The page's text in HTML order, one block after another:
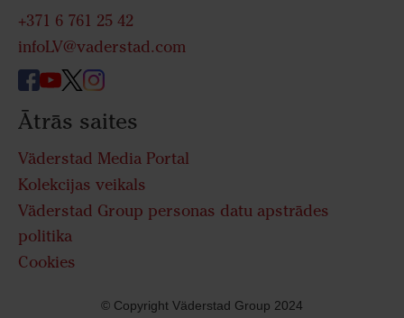
+371 6 761 25 42
infoLV@vaderstad.com
Ātrās saites
Väderstad Media Portal
Kolekcijas veikals
Väderstad Group personas datu apstrādes
politika
Cookies
© Copyright Väderstad Group 2024